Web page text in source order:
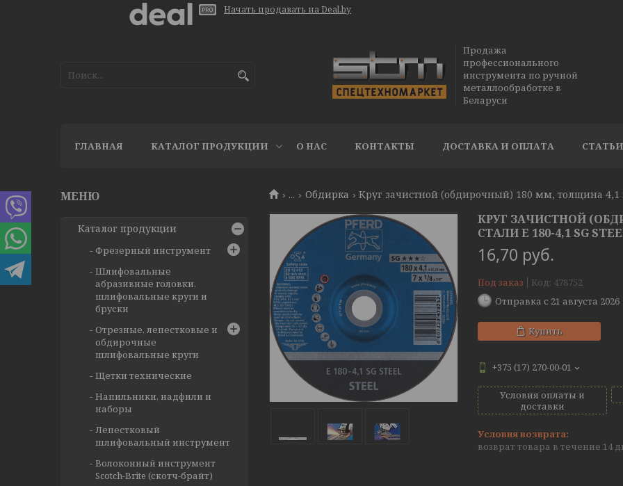
Начать продавать на Deal.by
Продажа
профессионального
инструмента по ручной
металлообработке в
Беларуси
ГЛАВНАЯ КАТАЛОГ ПРОДУКЦИИ О НАС КОНТАКТЫ ДОСТАВКА И ОПЛАТА СТАТЬИ
... Обдирка Круг зачистной (обдирочный) 180 мм, толщина
КРУГ ЗАЧИСТНОЙ
СТАЛИ E 180-4,1 SG
16,70 руб.
Под заказ Код: 478752
Отправка с 21 августа 2026
Купить
+375 (17) 270-00-01
Условия оплаты и
доставки
возврат товара в течение 14
Каталог продукции
Фрезерный инструмент
Шлифовальные
абразивные головки,
шлифовальные круги и
бруски
Отрезные, лепестковые и
обдирочные
шлифовальные круги
Щетки технические
Напильники, надфили и
наборы
Лепестковый
шлифовальный инструмент
Волоконный инструмент
Scotch-Brite (скотч-брайт)